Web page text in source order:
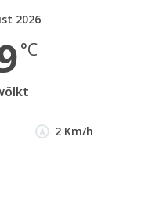
2026
°C
2 Km/h